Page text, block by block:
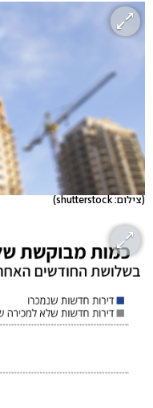
(צילום: shutterstock)